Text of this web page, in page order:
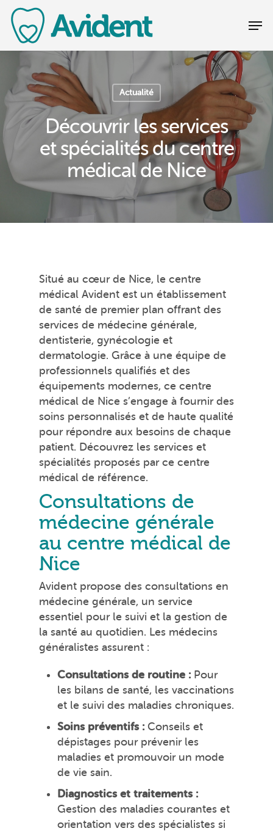
Actualité
Découvrir les services
et spécialités du centre
médical de Nice
Situé au cœur de Nice, le centre
médical Avident est un établissement
de santé de premier plan offrant des
services de médecine générale,
dentisterie, gynécologie et
dermatologie. Grâce à une équipe de
professionnels qualifiés et des
équipements modernes, ce centre
médical de Nice s’engage à fournir des
soins personnalisés et de haute qualité
pour répondre aux besoins de chaque
patient. Découvrez les services et
spécialités proposés par ce centre
médical de référence.
Consultations de
médecine générale
au centre médical de
Nice
Avident propose des consultations en
médecine générale, un service
essentiel pour le suivi et la gestion de
la santé au quotidien. Les médecins
généralistes assurent :
Consultations de routine : Pour
les bilans de santé, les vaccinations
et le suivi des maladies chroniques.
Soins préventifs : Conseils et
dépistages pour prévenir les
maladies et promouvoir un mode
de vie sain.
Diagnostics et traitements :
Gestion des maladies courantes et
orientation vers des spécialistes si